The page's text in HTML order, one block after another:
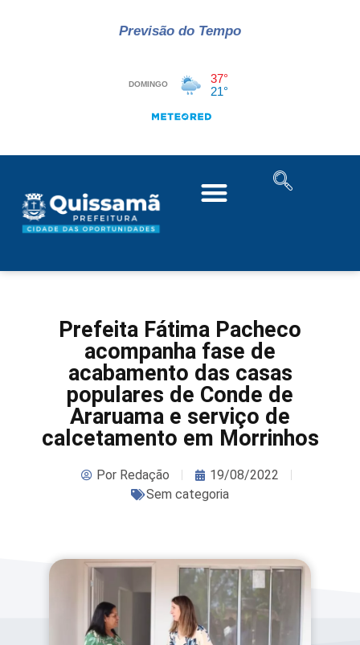
Previsão do Tempo
Prefeita Fátima Pacheco
acompanha fase de
acabamento das casas
populares de Conde de
Araruama e serviço de
calcetamento em Morrinhos
PorRedação
19/08/2022
Sem categoria